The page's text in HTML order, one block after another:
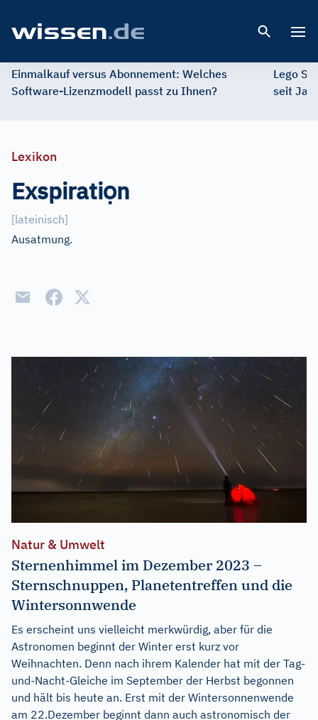
Einmalkauf versus Abonnement: Welches
Software-Lizenzmodell passt zu Ihnen?
Lego
seit
Lexikon
Exspiratiọn
[lateinisch]
Ausatmung.
Natur & Umwelt
Sternenhimmel im Dezember 2023 –
Sternschnuppen, Planetentreffen und die
Wintersonnwende
Es erscheint uns vielleicht merkwürdig, aber für die
Astronomen beginnt der Winter erst kurz vor
Weihnachten. Denn nach ihrem Kalender hat mit der Tag-
und-Nacht-Gleiche im September der Herbst begonnen
und hält bis heute an. Erst mit der Wintersonnenwende
am 22.Dezember beginnt dann auch astronomisch der